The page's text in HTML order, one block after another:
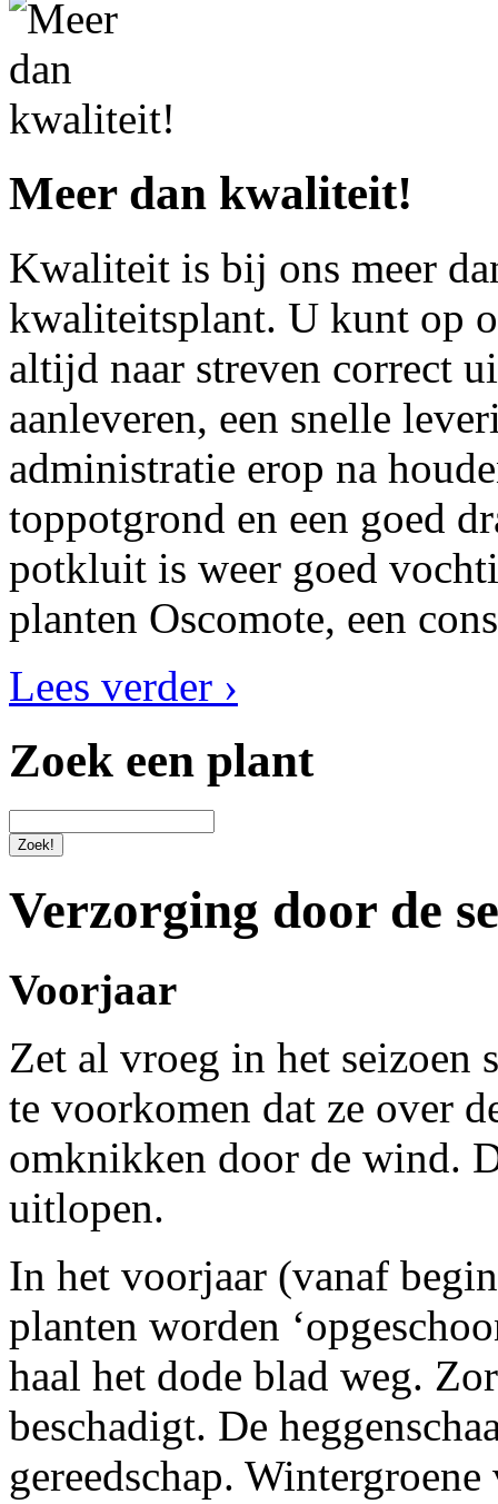
Meer dan kwaliteit!
Kwaliteit is bij ons meer
kwaliteitsplant. U kunt op
altijd naar streven correct
aanleveren, een snelle
administratie erop na
toppotgrond en een goed
potkluit is weer goed
planten Oscomote, een
Lees verder ›
Zoek een plant
Verzorging door de
Voorjaar
Zet al vroeg in het seizoen
te voorkomen dat ze over
omknikken door de wind.
uitlopen.
In het voorjaar (vanaf
planten worden
haal het dode blad weg.
beschadigt. De
gereedschap.